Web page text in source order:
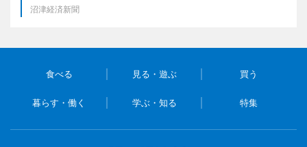
沼津経済新聞
食べる 見る・遊ぶ 買う
暮らす・働く 学ぶ・知る 特集